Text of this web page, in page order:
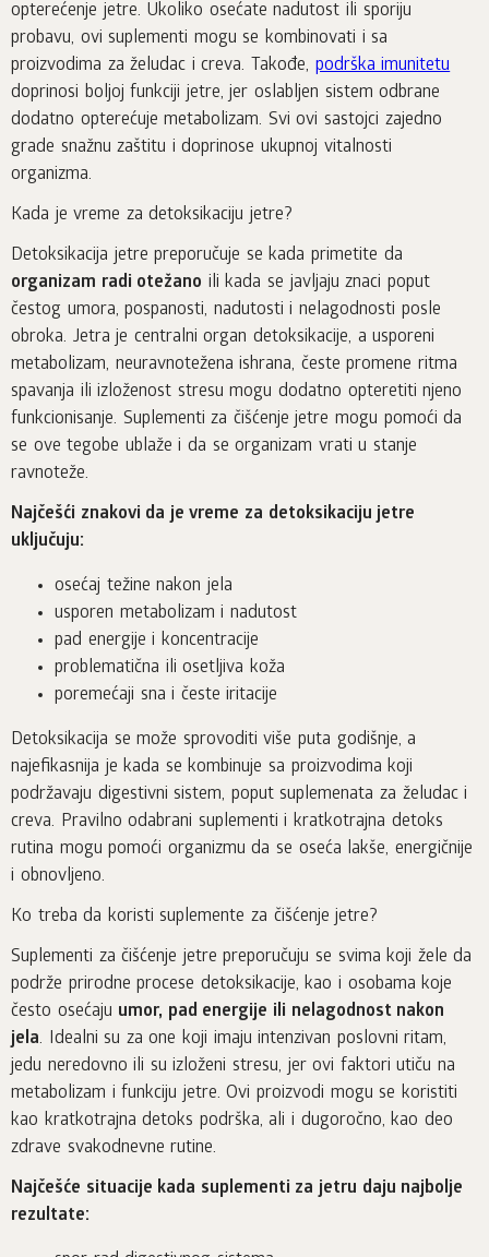
opterećenje jetre. Ukoliko osećate nadutost ili sporiju
probavu, ovi suplementi mogu se kombinovati i sa
proizvodima za želudac i creva. Takođe, podrška imunitetu
doprinosi boljoj funkciji jetre, jer oslabljen sistem odbrane
dodatno opterećuje metabolizam. Svi ovi sastojci zajedno
grade snažnu zaštitu i doprinose ukupnoj vitalnosti
organizma.
Kada je vreme za detoksikaciju jetre?
Detoksikacija jetre preporučuje se kada primetite da
organizam radi otežano ili kada se javljaju znaci poput
čestog umora, pospanosti, nadutosti i nelagodnosti posle
obroka. Jetra je centralni organ detoksikacije, a usporeni
metabolizam, neuravnotežena ishrana, česte promene ritma
spavanja ili izloženost stresu mogu dodatno opteretiti njeno
funkcionisanje. Suplementi za čišćenje jetre mogu pomoći da
se ove tegobe ublaže i da se organizam vrati u stanje
ravnoteže.
Najčešći znakovi da je vreme za detoksikaciju jetre
uključuju:
osećaj težine nakon jela
usporen metabolizam i nadutost
pad energije i koncentracije
problematična ili osetljiva koža
poremećaji sna i česte iritacije
Detoksikacija se može sprovoditi više puta godišnje, a
najefikasnija je kada se kombinuje sa proizvodima koji
podržavaju digestivni sistem, poput suplemenata za želudac i
creva. Pravilno odabrani suplementi i kratkotrajna detoks
rutina mogu pomoći organizmu da se oseća lakše, energičnije
i obnovljeno.
Ko treba da koristi suplemente za čišćenje jetre?
Suplementi za čišćenje jetre preporučuju se svima koji žele da
podrže prirodne procese detoksikacije, kao i osobama koje
često osećaju umor, pad energije ili nelagodnost nakon
jela. Idealni su za one koji imaju intenzivan poslovni ritam,
jedu neredovno ili su izloženi stresu, jer ovi faktori utiču na
metabolizam i funkciju jetre. Ovi proizvodi mogu se koristiti
kao kratkotrajna detoks podrška, ali i dugoročno, kao deo
zdrave svakodnevne rutine.
Najčešće situacije kada suplementi za jetru daju najbolje
rezultate: